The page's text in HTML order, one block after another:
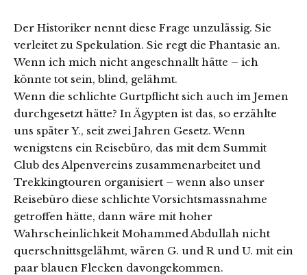
Der Historiker nennt diese Frage unzulässig. Sie
verleitet zu Spekulation. Sie regt die Phantasie an.
Wenn ich mich nicht angeschnallt hätte – ich
könnte tot sein, blind, gelähmt.
Wenn die schlichte Gurtpflicht sich auch im Jemen
durchgesetzt hätte? In Ägypten ist das, so erzählte
uns später Y., seit zwei Jahren Gesetz. Wenn
wenigstens ein Reisebüro, das mit dem Summit
Club des Alpenvereins zusammenarbeitet und
Trekkingtouren organisiert – wenn also unser
Reisebüro diese schlichte Vorsichtsmassnahme
getroffen hätte, dann wäre mit hoher
Wahrscheinlichkeit Mohammed Abdullah nicht
querschnittsgelähmt, wären G. und R und U. mit ein
paar blauen Flecken davongekommen.